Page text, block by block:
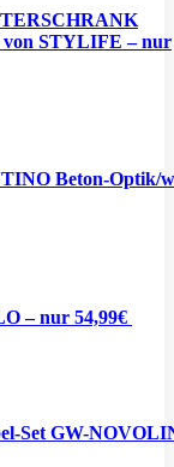
von STYLIFE – nur
Beton-Optik/
– nur 54,99€
Set GW-